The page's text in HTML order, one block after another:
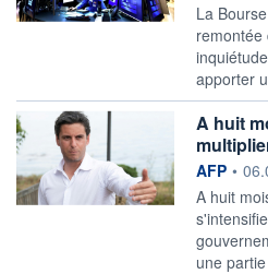
La
remontée
apporter
A huit
AFP •
A huit
une